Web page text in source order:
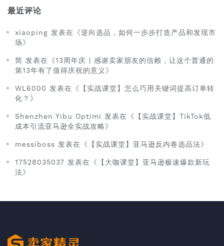
最近评论
xiaoping 发表在《逆向选品，如何一步步打造产品和发现市
场》
简 发表在《13周年庆 | 感谢卖家朋友的信赖，让这个普通的
第13年有了值得庆祝的意义》
WL6000 发表在《【实战课堂】怎么巧用关键词提高订单转
化？》
Shenzhen Yibu Optimi 发表在《【实战课堂】TikTok低
成本引流亚马逊全实战攻略》
messiboss 发表在《【实战课堂】亚马逊反内卷选品法》
17528035037 发表在《【大咖课堂】亚马逊极速爆款新玩
法》